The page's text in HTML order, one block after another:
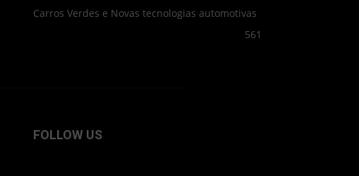
Carros Verdes e Novas tecnologias automotivas
561
FOLLOW US